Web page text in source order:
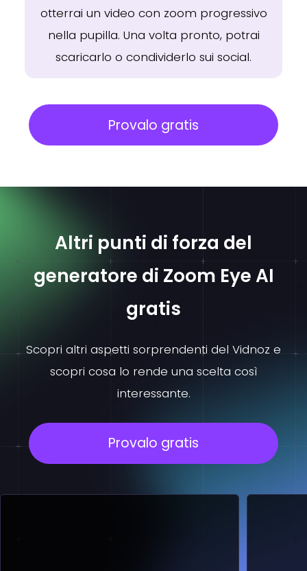
otterrai un video con zoom progressivo
nella pupilla. Una volta pronto, potrai
scaricarlo o condividerlo sui social.
Provalo gratis
Altri punti di forza del
generatore di Zoom Eye AI
gratis
Scopri altri aspetti sorprendenti del Vidnoz e
scopri cosa lo rende una scelta così
interessante.
Provalo gratis